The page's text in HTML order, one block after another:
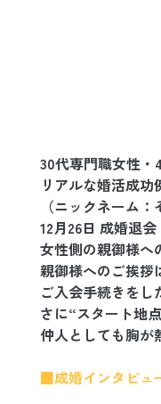
30代専門職女性・
リアルな婚活成功
（ニックネーム：
12月26日 成婚退会
女性側の親御様へ
親御様へのご挨拶
ご入会手続きをし
さに“スタート地
仲人としても胸が
■成婚インタビュ